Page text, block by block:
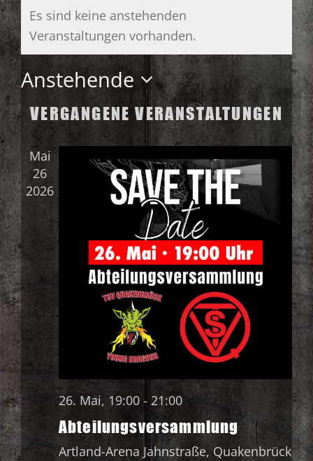
Es sind keine anstehenden
Veranstaltungen vorhanden.
Anstehende
Datum
wählen.
VERGANGENE VERANSTALTUNGEN
Mai
26
2026
26. Mai, 19:00 - 21:00
Abteilungsversammlung
Artland-Arena Jahnstraße, Quakenbrück